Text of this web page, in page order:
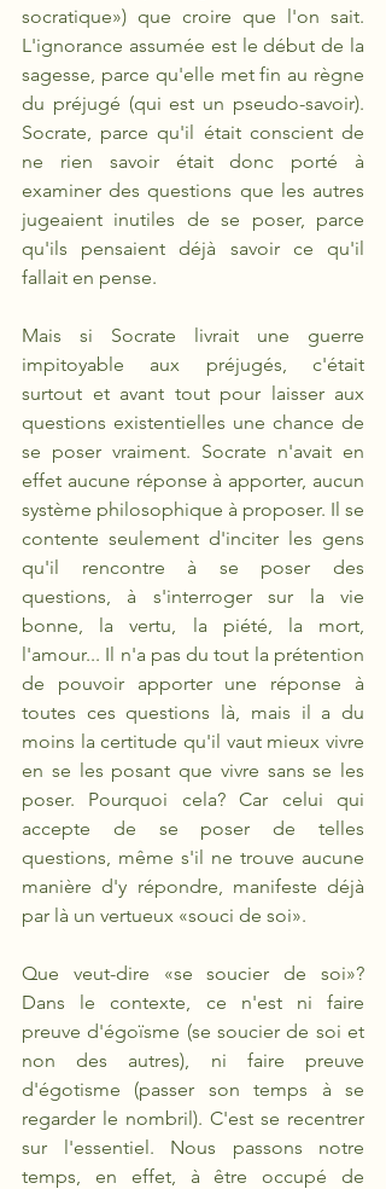
socratique») que croire que l'on sait.
L'ignorance assumée est le début de la
sagesse, parce qu'elle met fin au règne
du préjugé (qui est un pseudo-savoir).
Socrate, parce qu'il était conscient de
ne rien savoir était donc porté à
examiner des questions que les autres
jugeaient inutiles de se poser, parce
qu'ils pensaient déjà savoir ce qu'il
fallait en pense.
Mais si Socrate livrait une guerre
impitoyable aux préjugés, c'était
surtout et avant tout pour laisser aux
questions existentielles une chance de
se poser vraiment. Socrate n'avait en
effet aucune réponse à apporter, aucun
système philosophique à proposer. Il se
contente seulement d'inciter les gens
qu'il rencontre à se poser des
questions, à s'interroger sur la vie
bonne, la vertu, la piété, la mort,
l'amour... Il n'a pas du tout la prétention
de pouvoir apporter une réponse à
toutes ces questions là, mais il a du
moins la certitude qu'il vaut mieux vivre
en se les posant que vivre sans se les
poser. Pourquoi cela? Car celui qui
accepte de se poser de telles
questions, même s'il ne trouve aucune
manière d'y répondre, manifeste déjà
par là un vertueux «souci de soi».
Que veut-dire «se soucier de soi»?
Dans le contexte, ce n'est ni faire
preuve d'égoïsme (se soucier de soi et
non des autres), ni faire preuve
d'égotisme (passer son temps à se
regarder le nombril). C'est se recentrer
sur l'essentiel. Nous passons notre
temps, en effet, à être occupé de